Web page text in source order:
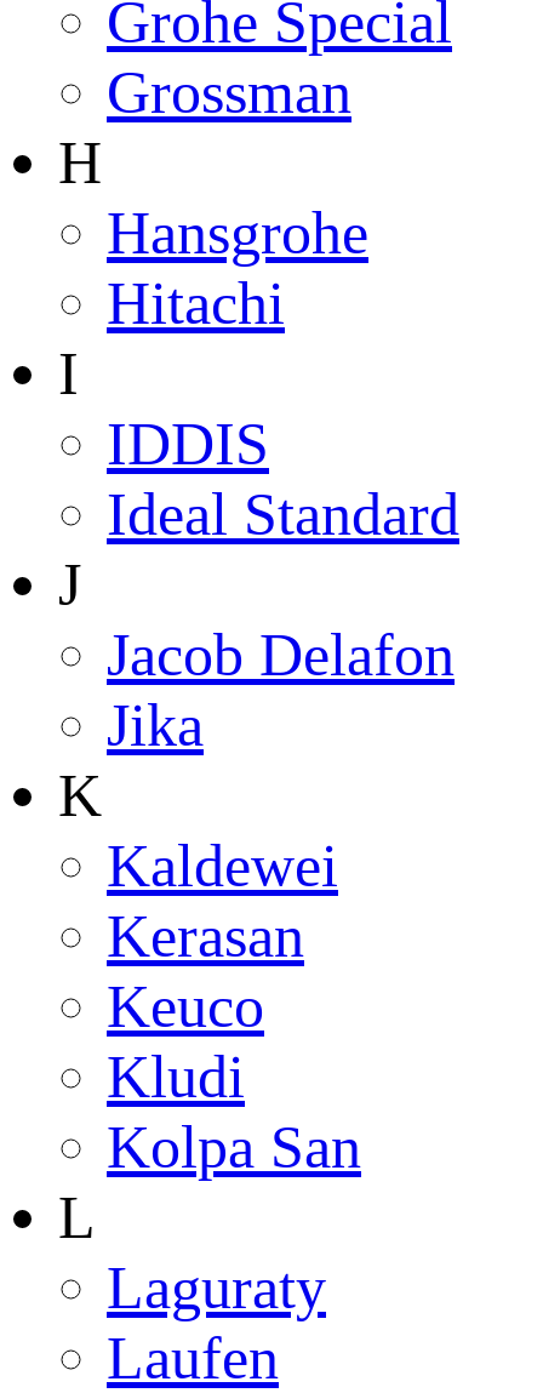
Grohe Special
Grossman
H
Hansgrohe
Hitachi
I
IDDIS
Ideal Standard
J
Jacob Delafon
Jika
K
Kaldewei
Kerasan
Keuco
Kludi
Kolpa San
L
Laguraty
Laufen